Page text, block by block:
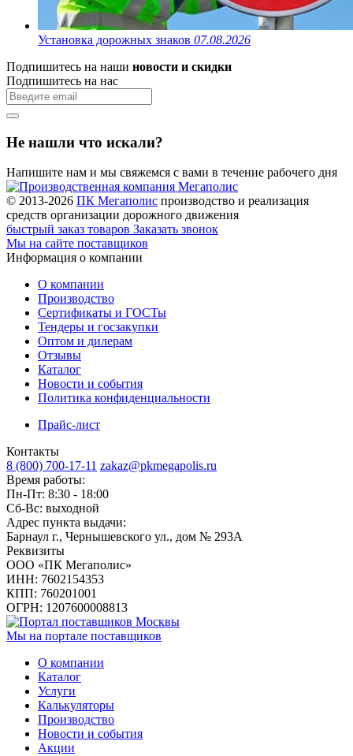
Установка дорожных знаков 07.08.2026
Подпишитесь на наши новости и скидки
Подпишитесь на нас
Не нашли что искали?
Напишите нам и мы свяжемся с вами в течение рабочего дня
© 2013-2026 ПК Мегаполис производство и реализация
средств организации дорожного движения
быстрый заказ товаров Заказать звонок
Мы на сайте поставщиков
Информация о компании
О компании
Производство
Сертификаты и ГОСТы
Тендеры и госзакупки
Оптом и дилерам
Отзывы
Каталог
Новости и события
Политика конфиденциальности
Прайс-лист
Контакты
8 (800) 700-17-11 zakaz@pkmegapolis.ru
Время работы:
Пн-Пт: 8:30 - 18:00
Сб-Вс: выходной
Адрес пункта выдачи:
Барнаул г., Чернышевского ул., дом № 293А
Реквизиты
ООО «ПК Мегаполис»
ИНН: 7602154353
КПП: 760201001
ОГРН: 1207600008813
Мы на портале поставщиков
О компании
Каталог
Услуги
Калькуляторы
Производство
Новости и события
Акции